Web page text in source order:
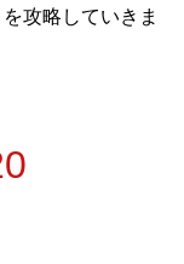
攻略していきま